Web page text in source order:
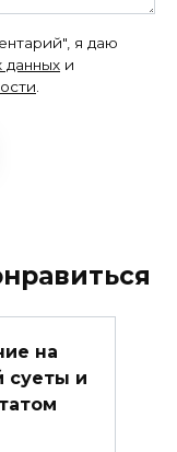
я даю
данных и
на
суеты и